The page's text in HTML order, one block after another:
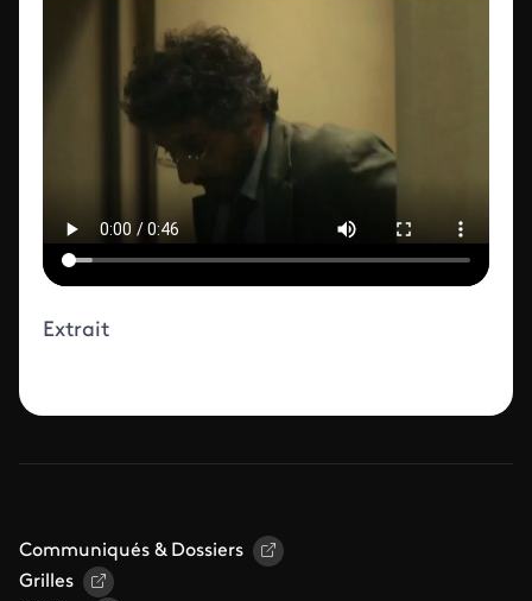
Extrait
Communiqués & Dossiers
Grilles